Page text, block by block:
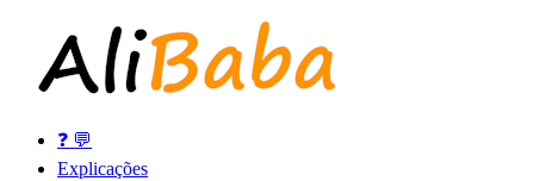
❓ 💬
Explicações